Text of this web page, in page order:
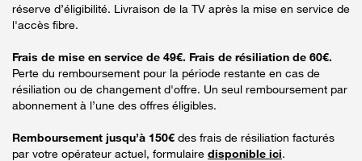
réserve d’éligibilité. Livraison de la TV après la mise en service de
l'accès fibre.
Frais de mise en service de 49€. Frais de résiliation de 60€.
Perte du remboursement pour la période restante en cas de
résiliation ou de changement d'offre. Un seul remboursement par
abonnement à l’une des offres éligibles.
Remboursement jusqu’à 150€ des frais de résiliation facturés
par votre opérateur actuel, formulaire disponible ici.